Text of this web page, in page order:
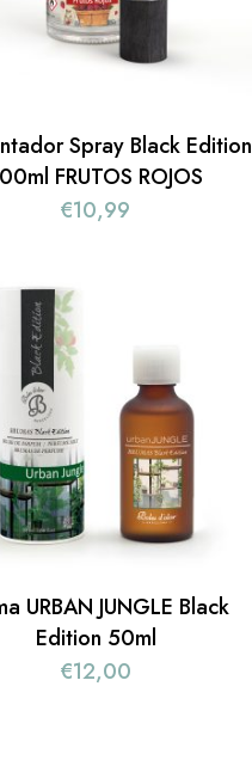
Spray Black Edition
FRUTOS ROJOS
€10,99
URBAN JUNGLE Black
Edition 50ml
€12,00